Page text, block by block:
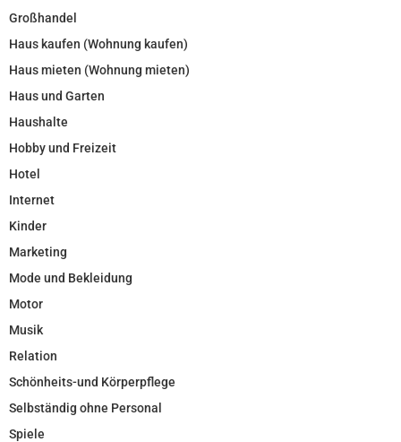
Großhandel
Haus kaufen (Wohnung kaufen)
Haus mieten (Wohnung mieten)
Haus und Garten
Haushalte
Hobby und Freizeit
Hotel
Internet
Kinder
Marketing
Mode und Bekleidung
Motor
Musik
Relation
Schönheits-und Körperpflege
Selbständig ohne Personal
Spiele